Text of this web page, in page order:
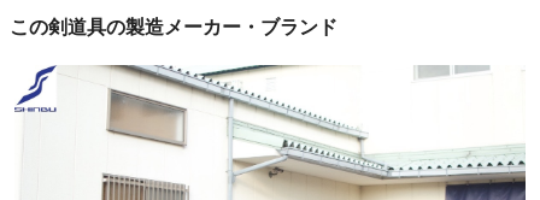
この剣道具の製造メーカー・ブランド